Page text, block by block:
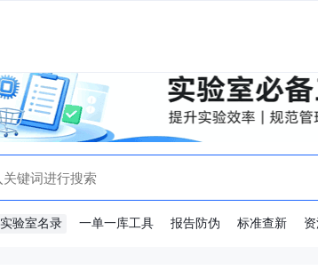
实验室名录 一单一库工具 报告防伪 标准查新